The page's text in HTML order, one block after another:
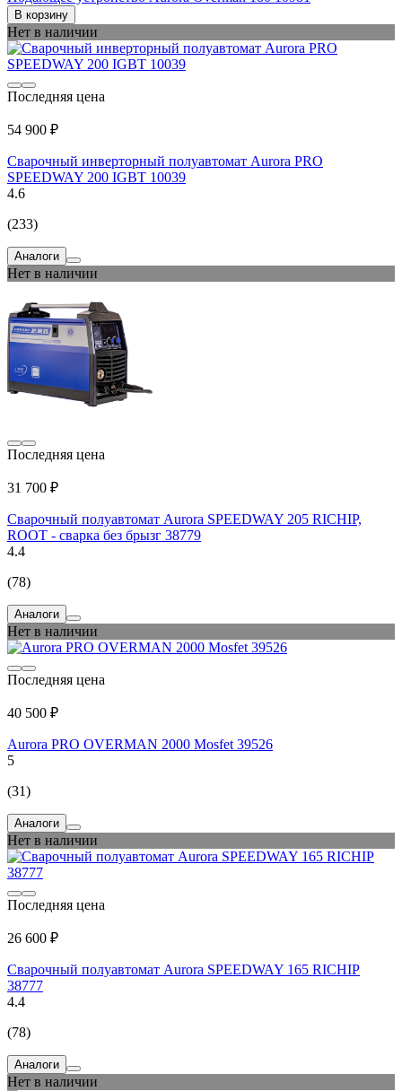
В корзину
Нет в наличии
Последняя цена
54 900 ₽
Сварочный инверторный полуавтомат Aurora PRO
SPEEDWAY 200 IGBT 10039
4.6
(233)
Аналоги
Нет в наличии
Последняя цена
31 700 ₽
Сварочный полуавтомат Aurora SPEEDWAY 205 RICHIP,
ROOT - сварка без брызг 38779
4.4
(78)
Аналоги
Нет в наличии
Последняя цена
40 500 ₽
Aurora PRO OVERMAN 2000 Mosfet 39526
5
(31)
Аналоги
Нет в наличии
Последняя цена
26 600 ₽
Сварочный полуавтомат Aurora SPEEDWAY 165 RICHIP
38777
4.4
(78)
Аналоги
Нет в наличии